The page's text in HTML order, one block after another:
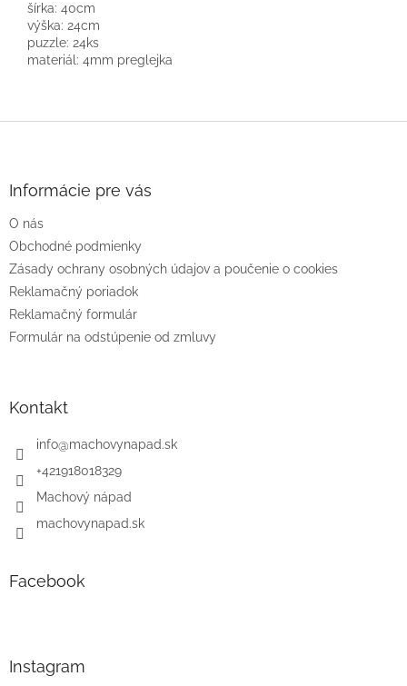
šírka: 40cm
výška: 24cm
puzzle: 24ks
materiál: 4mm preglejka
e
Informácie pre vás
O nás
Obchodné podmienky
Zásady ochrany osobných údajov a poučenie o cookies
Reklamačný poriadok
Reklamačný formulár
Formulár na odstúpenie od zmluvy
Kontakt
info@machovynapad.sk
+421918018329
Machový nápad
machovynapad.sk
Facebook
Instagram